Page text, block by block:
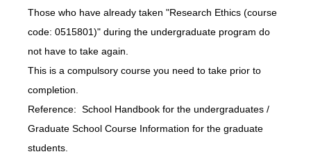
Those who have already taken "Research Ethics (course
code: 0515801)" during the undergraduate program do
not have to take again.
This is a compulsory course you need to take prior to
completion.
Reference: School Handbook for the undergraduates /
Graduate School Course Information for the graduate
students.